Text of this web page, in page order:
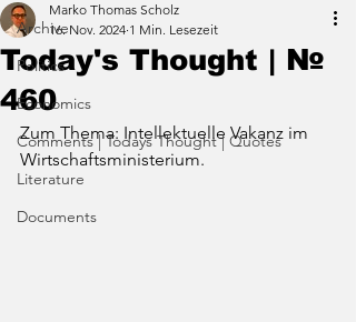
Archive
Politics
Economics
Comments | Todays Thought | Quotes
Literature
Documents
Today's Thought | №
460
Marko Thomas Scholz
16. Nov. 2024 1 Min. Lesezeit
Zum Thema: Intellektuelle Vakanz im
Wirtschaftsministerium.